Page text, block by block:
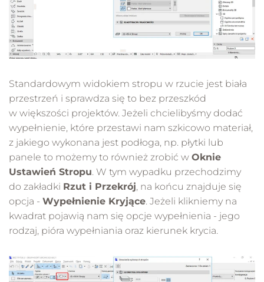
Standardowym widokiem stropu w rzucie jest biała
przestrzeń i sprawdza się to bez przeszkód
w większości projektów. Jeżeli chcielibyśmy dodać
wypełnienie, które przestawi nam szkicowo materiał,
z jakiego wykonana jest podłoga, np. płytki lub
panele to możemy to również zrobić w Oknie
Ustawień Stropu. W tym wypadku przechodzimy
do zakładki Rzut i Przekrój, na końcu znajduje się
opcja - Wypełnienie Kryjące. Jeżeli klikniemy na
kwadrat pojawią nam się opcje wypełnienia - jego
rodzaj, pióra wypełniania oraz kierunek krycia.